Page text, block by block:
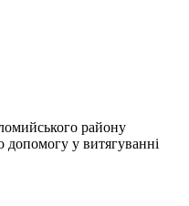
району
у витягуванні